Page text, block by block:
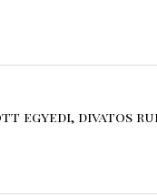
egyedi, divatos